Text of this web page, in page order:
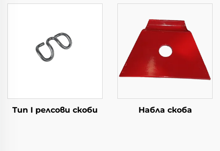
Тип I релсови скоби Набла скоба